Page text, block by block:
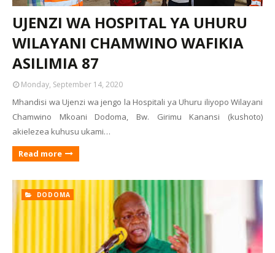
UJENZI WA HOSPITAL YA UHURU
WILAYANI CHAMWINO WAFIKIA
ASILIMIA 87
Monday, September 14, 2020
Mhandisi wa Ujenzi wa jengo la Hospitali ya Uhuru iliyopo Wilayani
Chamwino Mkoani Dodoma, Bw. Girimu Kanansi (kushoto)
akielezea kuhusu ukami…
Read more
DODOMA